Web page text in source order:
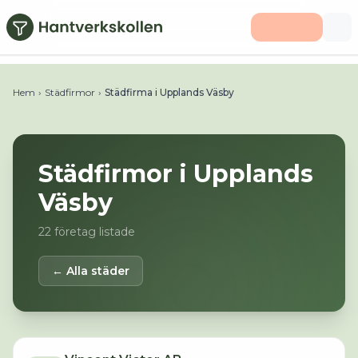
Hoppa till huvudinnehåll
Hem › Städfirmor › Städfirma i Upplands Väsby
Städfirmor i Upplands
Väsby
22 företag listade
← Alla städer